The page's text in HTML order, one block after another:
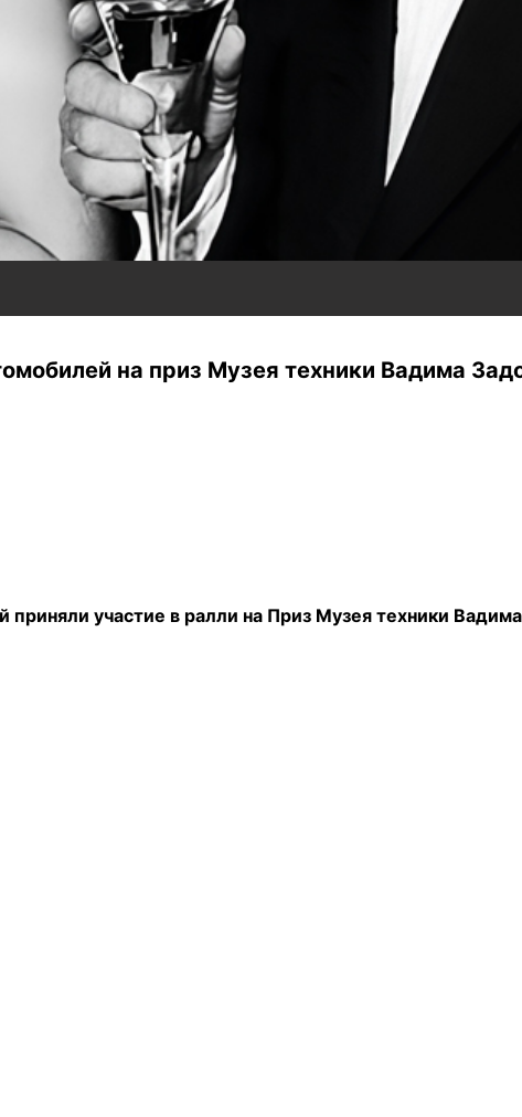
на приз Музея техники Вадима
приняли участие в ралли на Приз Музея техники